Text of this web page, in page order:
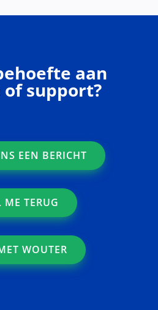
aan
of support?
EEN BERICHT
ME TERUG
WOUTER